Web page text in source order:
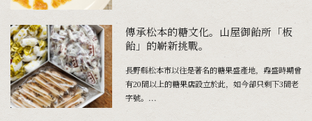
傳承松本的糖文化。山屋御飴所「板
飴」的嶄新挑戰。
長野縣松本市以往是著名的糖果盛產地，鼎盛時期曾
有20間以上的糖果店設立於此，如今卻只剩下3間老
字號。...